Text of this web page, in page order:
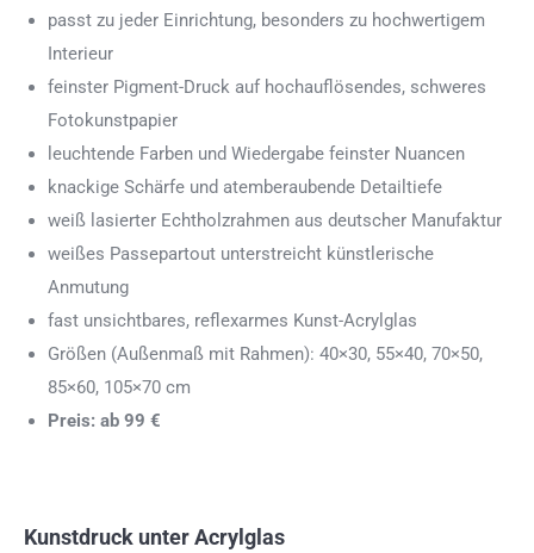
passt zu jeder Einrichtung, besonders zu hochwertigem
Interieur
feinster Pigment-Druck auf hochauflösendes, schweres
Fotokunstpapier
leuchtende Farben und Wiedergabe feinster Nuancen
knackige Schärfe und atemberaubende Detailtiefe
weiß lasierter Echtholzrahmen aus deutscher Manufaktur
weißes Passepartout unterstreicht künstlerische
Anmutung
fast unsichtbares, reflexarmes Kunst-Acrylglas
Größen (Außenmaß mit Rahmen): 40×30, 55×40, 70×50,
85×60, 105×70 cm
Preis: ab 99 €
Kunstdruck unter Acrylglas